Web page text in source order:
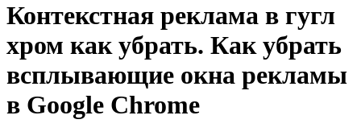
Контекстная реклама в гугл
хром как убрать. Как убрать
всплывающие окна рекламы
в Google Chrome